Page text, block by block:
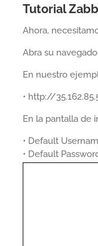
Tutorial
Ahora,
Abra su
En nuestro
• http://
En la pantalla de
• Default
• Default